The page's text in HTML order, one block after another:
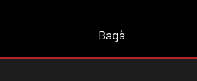
Bagà